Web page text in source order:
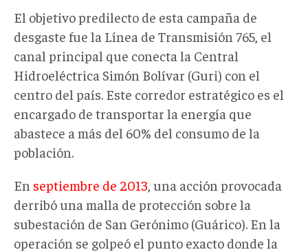
El objetivo predilecto de esta campaña de
desgaste fue la Línea de Transmisión 765, el
canal principal que conecta la Central
Hidroeléctrica Simón Bolívar (Guri) con el
centro del país. Este corredor estratégico es el
encargado de transportar la energía que
abastece a más del 60% del consumo de la
población.
En septiembre de 2013 , una acción provocada
derribó una malla de protección sobre la
subestación de San Gerónimo (Guárico). En la
operación se golpeó el punto exacto donde la